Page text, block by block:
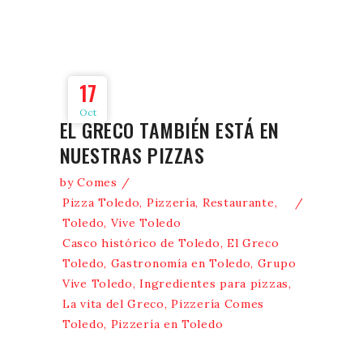
17
Oct
EL GRECO TAMBIÉN ESTÁ EN
NUESTRAS PIZZAS
byComes
Pizza Toledo, Pizzería, Restaurante,
Toledo, Vive Toledo
Casco histórico de Toledo, El Greco
Toledo, Gastronomía en Toledo, Grupo
Vive Toledo,Ingredientes para pizzas,
La vita del Greco,Pizzería Comes
Toledo, Pizzería en Toledo